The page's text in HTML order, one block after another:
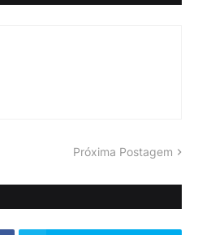
Próxima Postagem